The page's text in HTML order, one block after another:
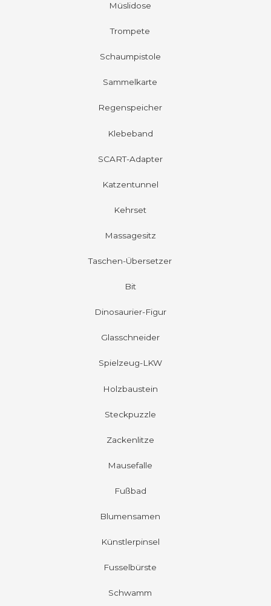
Müslidose
Trompete
Schaumpistole
Sammelkarte
Regenspeicher
Klebeband
SCART-Adapter
Katzentunnel
Kehrset
Massagesitz
Taschen-Übersetzer
Bit
Dinosaurier-Figur
Glasschneider
Spielzeug-LKW
Holzbaustein
Steckpuzzle
Zackenlitze
Mausefalle
Fußbad
Blumensamen
Künstlerpinsel
Fusselbürste
Schwamm